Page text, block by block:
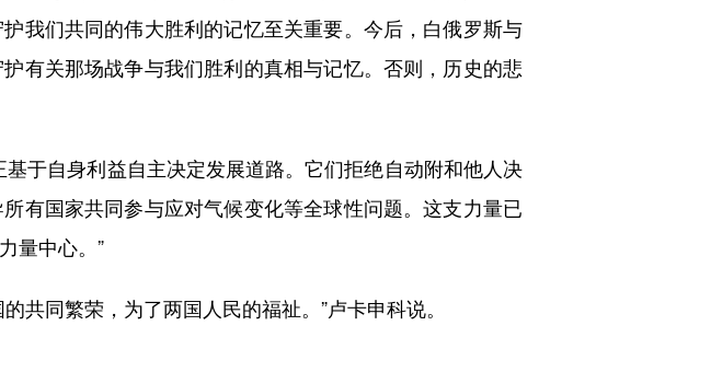
我们共同的伟大胜利的记忆至关重要。今后，白俄罗斯与
有关那场战争与我们胜利的真相与记忆。否则，历史的悲
于自身利益自主决定发展道路。它们拒绝自动附和他人决
有国家共同参与应对气候变化等全球性问题。这支力量已
量中心。”
同繁荣，为了两国人民的福祉。”卢卡申科说。